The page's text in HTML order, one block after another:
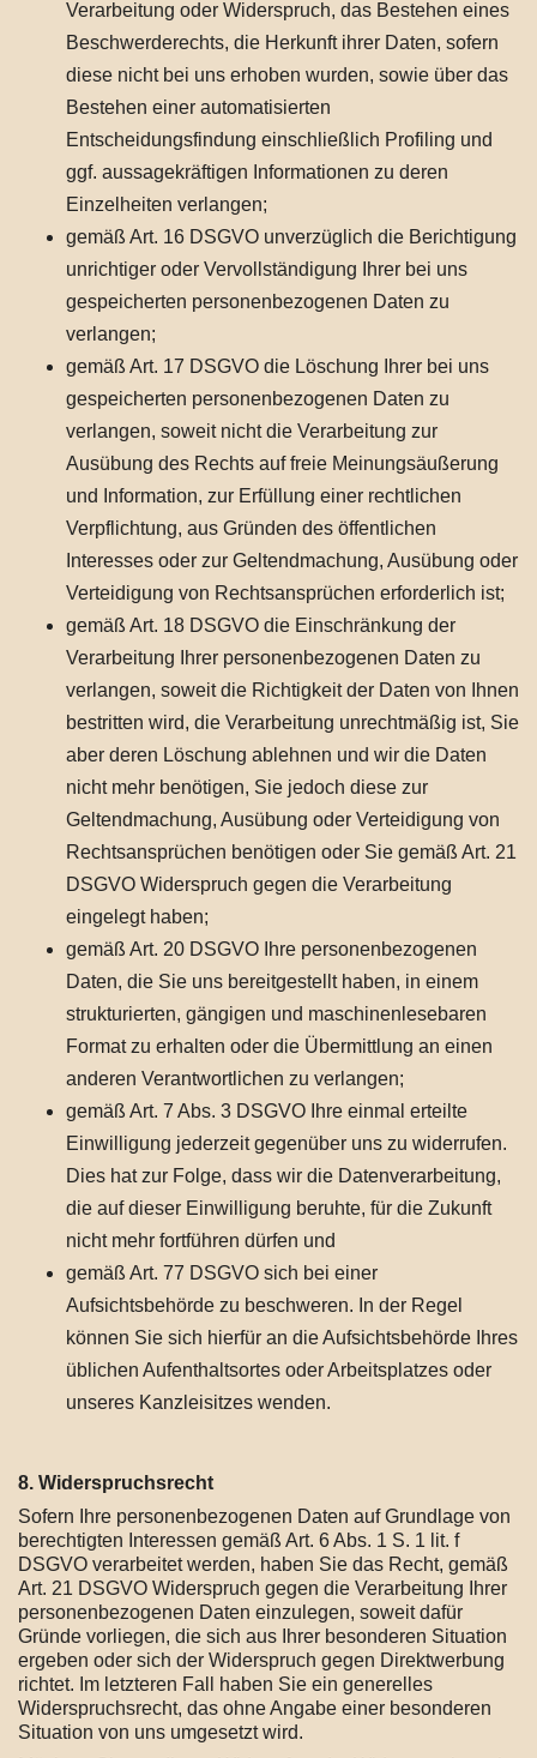
Verarbeitung oder Widerspruch, das Bestehen eines
Beschwerderechts, die Herkunft ihrer Daten, sofern
diese nicht bei uns erhoben wurden, sowie über das
Bestehen einer automatisierten
Entscheidungsfindung einschließlich Profiling und
ggf. aussagekräftigen Informationen zu deren
Einzelheiten verlangen;
gemäß Art. 16 DSGVO unverzüglich die Berichtigung
unrichtiger oder Vervollständigung Ihrer bei uns
gespeicherten personenbezogenen Daten zu
verlangen;
gemäß Art. 17 DSGVO die Löschung Ihrer bei uns
gespeicherten personenbezogenen Daten zu
verlangen, soweit nicht die Verarbeitung zur
Ausübung des Rechts auf freie Meinungsäußerung
und Information, zur Erfüllung einer rechtlichen
Verpflichtung, aus Gründen des öffentlichen
Interesses oder zur Geltendmachung, Ausübung oder
Verteidigung von Rechtsansprüchen erforderlich ist;
gemäß Art. 18 DSGVO die Einschränkung der
Verarbeitung Ihrer personenbezogenen Daten zu
verlangen, soweit die Richtigkeit der Daten von Ihnen
bestritten wird, die Verarbeitung unrechtmäßig ist, Sie
aber deren Löschung ablehnen und wir die Daten
nicht mehr benötigen, Sie jedoch diese zur
Geltendmachung, Ausübung oder Verteidigung von
Rechtsansprüchen benötigen oder Sie gemäß Art. 21
DSGVO Widerspruch gegen die Verarbeitung
eingelegt haben;
gemäß Art. 20 DSGVO Ihre personenbezogenen
Daten, die Sie uns bereitgestellt haben, in einem
strukturierten, gängigen und maschinenlesebaren
Format zu erhalten oder die Übermittlung an einen
anderen Verantwortlichen zu verlangen;
gemäß Art. 7 Abs. 3 DSGVO Ihre einmal erteilte
Einwilligung jederzeit gegenüber uns zu widerrufen.
Dies hat zur Folge, dass wir die Datenverarbeitung,
die auf dieser Einwilligung beruhte, für die Zukunft
nicht mehr fortführen dürfen und
gemäß Art. 77 DSGVO sich bei einer
Aufsichtsbehörde zu beschweren. In der Regel
können Sie sich hierfür an die Aufsichtsbehörde Ihres
üblichen Aufenthaltsortes oder Arbeitsplatzes oder
unseres Kanzleisitzes wenden.
8. Widerspruchsrecht
Sofern Ihre personenbezogenen Daten auf Grundlage von
berechtigten Interessen gemäß Art. 6 Abs. 1 S. 1 lit. f
DSGVO verarbeitet werden, haben Sie das Recht, gemäß
Art. 21 DSGVO Widerspruch gegen die Verarbeitung Ihrer
personenbezogenen Daten einzulegen, soweit dafür
Gründe vorliegen, die sich aus Ihrer besonderen Situation
ergeben oder sich der Widerspruch gegen Direktwerbung
richtet. Im letzteren Fall haben Sie ein generelles
Widerspruchsrecht, das ohne Angabe einer besonderen
Situation von uns umgesetzt wird.